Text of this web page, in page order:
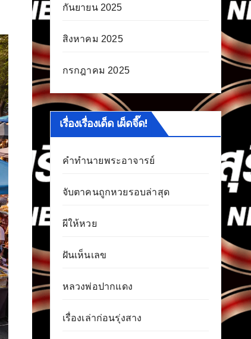
กันยายน 2025
สิงหาคม 2025
กรกฎาคม 2025
เรื่องเรื่องเด็ด เผ็ดจี๊ด!
คำทำนายพระอาจารย์
จับตาคนถูกหวยรอบล่าสุด
ผีให้หวย
ฝันเห็นเลข
หลวงพ่อปากแดง
เรื่องเล่าก่อนรุ่งสาง